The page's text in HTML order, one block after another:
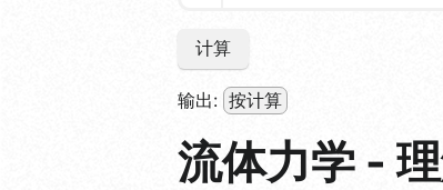
计算
输出: 按计算
流体力学 -